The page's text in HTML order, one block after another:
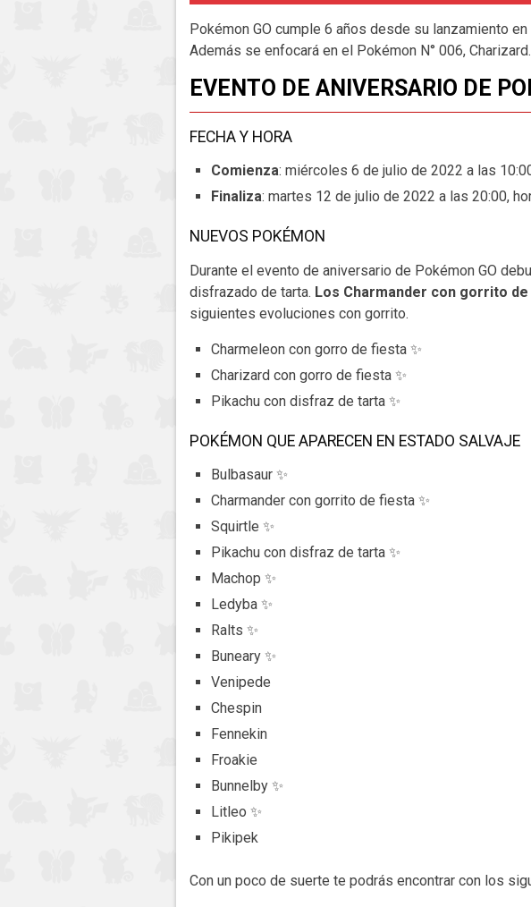
Pokémon GO cumple 6 años desde su lanzamiento
Además se enfocará en el Pokémon N° 006, Charizard.
EVENTO DE ANIVERSARIO DE
FECHA Y HORA
Comienza: miércoles 6 de julio de 2022 a las
Finaliza: martes 12 de julio de 2022 a las 20:00,
NUEVOS POKÉMON
Durante el evento de aniversario de Pokémon GO
disfrazado de tarta. Los Charmander con gorrito
siguientes evoluciones con gorrito.
Charmeleon con gorro de fiesta ✨
Charizard con gorro de fiesta ✨
Pikachu con disfraz de tarta ✨
POKÉMON QUE APARECEN EN ESTADO SALVAJE
Bulbasaur ✨
Charmander con gorrito de fiesta ✨
Squirtle ✨
Pikachu con disfraz de tarta ✨
Machop ✨
Ledyba ✨
Ralts ✨
Buneary ✨
Venipede
Chespin
Fennekin
Froakie
Bunnelby ✨
Litleo ✨
Pikipek
Con un poco de suerte te podrás encontrar con los